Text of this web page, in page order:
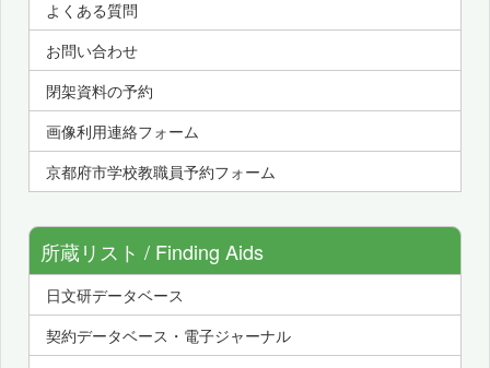
よくある質問
お問い合わせ
閉架資料の予約
画像利用連絡フォーム
京都府市学校教職員予約フォーム
所蔵リスト / Finding Aids
日文研データベース
契約データベース・電子ジャーナル